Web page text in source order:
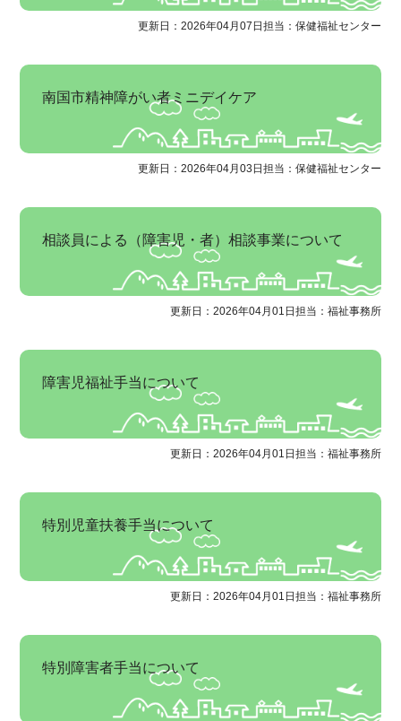
更新日：2026年04月07日 担当：保健福祉センター
南国市精神障がい者ミニデイケア
更新日：2026年04月03日 担当：保健福祉センター
相談員による（障害児・者）相談事業について
更新日：2026年04月01日 担当：福祉事務所
障害児福祉手当について
更新日：2026年04月01日 担当：福祉事務所
特別児童扶養手当について
更新日：2026年04月01日 担当：福祉事務所
特別障害者手当について